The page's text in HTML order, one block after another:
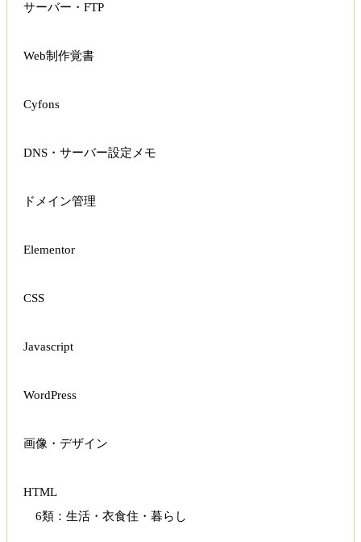
サーバー・FTP
Web制作覚書
Cyfons
DNS・サーバー設定メモ
ドメイン管理
Elementor
CSS
Javascript
WordPress
画像・デザイン
HTML
6類：生活・衣食住・暮らし